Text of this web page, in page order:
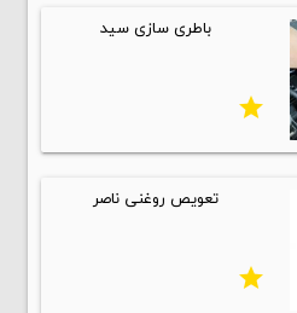
باطری سازی سید
star
تعویص روغنی ناصر
star